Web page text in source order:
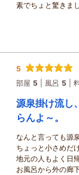
素でちょと驚きま
5
部屋 5 風呂 5
源泉掛け流し
らんよ～。
なんと言っても源
ちょっと小さめだ
地元の人もよく日
お風呂から外の廊